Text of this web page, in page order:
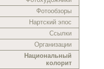
Фотообзоры
Нартский эпос
Ссылки
Организации
Национальный
колорит